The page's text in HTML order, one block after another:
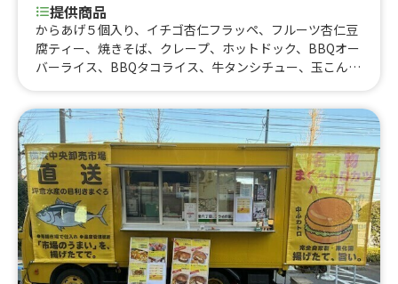
提供商品
からあげ５個入り、イチゴ杏仁フラッペ、フルーツ杏仁豆
腐ティー、焼きそば、クレープ、ホットドック、BBQオー
バーライス、BBQタコライス、牛タンシチュー、玉こんに
ー、かき氷、BBQ タコス、BBQサンドイッチ、フランク
フルト、カップインフレンチトースト、アルコール、BBQ
単品、ドリンク、BBQバーガー、ハラミグリル丼